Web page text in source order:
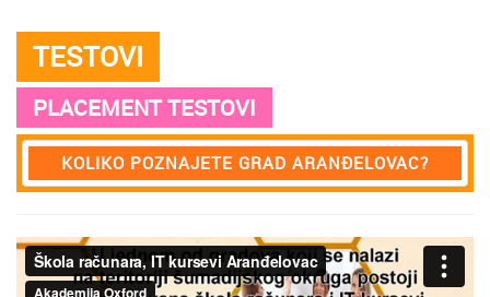
TESTOVI
PLACEMENT TESTOVI
KOLIKO POZNAJETE GRAD ARANĐELOVAC?